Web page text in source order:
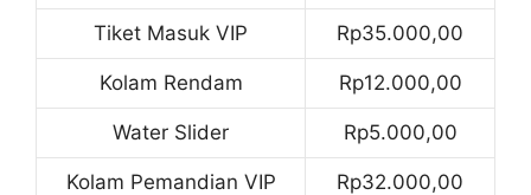
Tiket Masuk VIP Rp35.000,00
Kolam Rendam Rp12.000,00
Water Slider Rp5.000,00
Kolam Pemandian VIP Rp32.000,00